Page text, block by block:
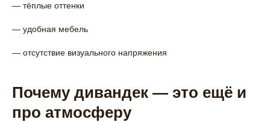
— тёплые оттенки
— удобная мебель
— отсутствие визуального напряжения
Почему дивандек — это ещё и
про атмосферу